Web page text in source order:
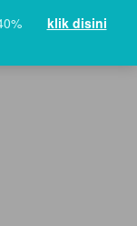
40% klik disini